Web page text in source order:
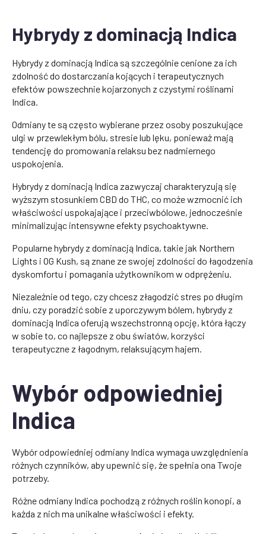
Hybrydy z dominacją Indica
Hybrydy z dominacją Indica są szczególnie cenione za ich
zdolność do dostarczania kojących i terapeutycznych
efektów powszechnie kojarzonych z czystymi roślinami
Indica.
Odmiany te są często wybierane przez osoby poszukujące
ulgi w przewlekłym bólu, stresie lub lęku, ponieważ mają
tendencję do promowania relaksu bez nadmiernego
uspokojenia.
Hybrydy z dominacją Indica zazwyczaj charakteryzują się
wyższym stosunkiem CBD do THC, co może wzmocnić ich
właściwości uspokajające i przeciwbólowe, jednocześnie
minimalizując intensywne efekty psychoaktywne.
Popularne hybrydy z dominacją Indica, takie jak Northern
Lights i OG Kush, są znane ze swojej zdolności do łagodzenia
dyskomfortu i pomagania użytkownikom w odprężeniu.
Niezależnie od tego, czy chcesz złagodzić stres po długim
dniu, czy poradzić sobie z uporczywym bólem, hybrydy z
dominacją Indica oferują wszechstronną opcję, która łączy
w sobie to, co najlepsze z obu światów, korzyści
terapeutyczne z łagodnym, relaksującym hajem.
Wybór odpowiedniej
Indica
Wybór odpowiedniej odmiany Indica wymaga uwzględnienia
różnych czynników, aby upewnić się, że spełnia ona Twoje
potrzeby.
Różne odmiany Indica pochodzą z różnych roślin konopi, a
każda z nich ma unikalne właściwości i efekty.